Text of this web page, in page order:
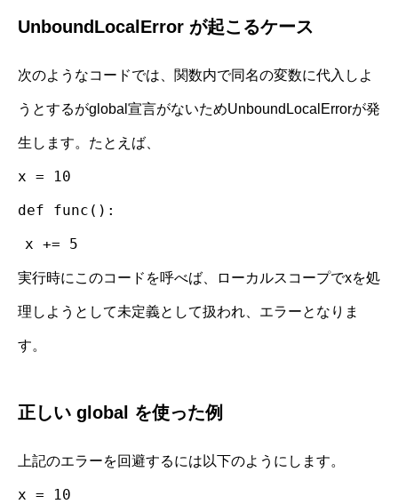
UnboundLocalError が起こるケース
次のようなコードでは、関数内で同名の変数に代入しよ
うとするがglobal宣言がないためUnboundLocalErrorが発
生します。たとえば、
x = 10
def func():
x += 5
実行時にこのコードを呼べば、ローカルスコープでxを処
理しようとして未定義として扱われ、エラーとなりま
す。
正しい global を使った例
上記のエラーを回避するには以下のようにします。
x = 10